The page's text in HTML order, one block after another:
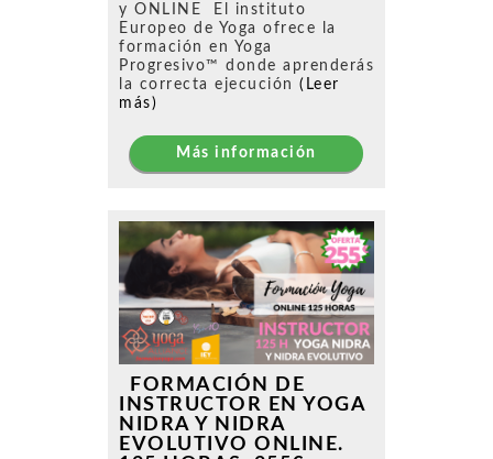
y ONLINE El instituto
Europeo de Yoga ofrece la
formación en Yoga
Progresivo™ donde aprenderás
la correcta ejecución (Leer
más)
Más información
FORMACIÓN DE
INSTRUCTOR EN YOGA
NIDRA Y NIDRA
EVOLUTIVO ONLINE.